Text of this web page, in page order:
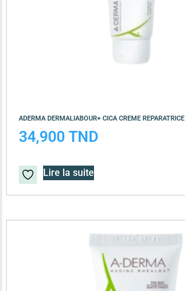
ADERMA DERMALIABOUR+ CICA CREME REPARATRICE
34,900 TND
Lire la suite